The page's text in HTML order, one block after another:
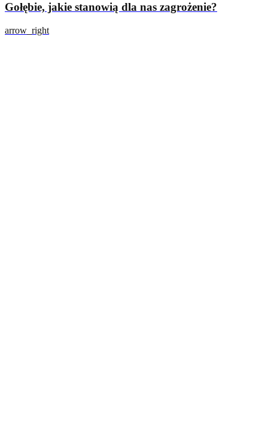
Gołębie, jakie stanowią dla nas zagrożenie?
arrow_right